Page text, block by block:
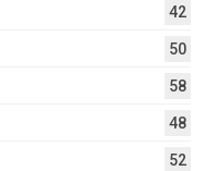
42
50
58
48
52